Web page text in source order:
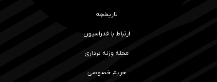
تاریخچه
ارتباط با فدراسیون
مجله وزنه برداری
حریم خصوصی